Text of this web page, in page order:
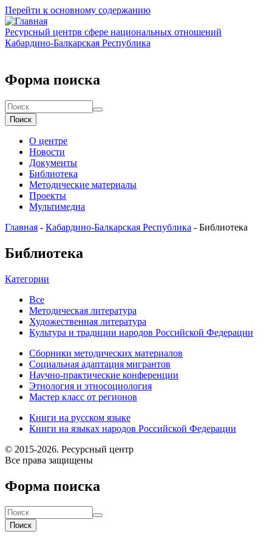
Перейти к основному содержанию
Ресурсный центрв сфере национальных отношений
Кабардино-Балкарская Республика
Форма поиска
Поиск
О центре
Новости
Документы
Библиотека
Методические материалы
Проекты
Мультимедиа
Главная - Кабардино-Балкарская Республика - Библиотека
Библиотека
Категории
Все
Методическая литература
Художественная литература
Культура и традиции народов Российской Федерации
Сборники методических материалов
Социальная адаптация мигрантов
Научно-практические конференции
Этнология и этносоциология
Мастер класс от регионов
Книги на русском языке
Книги на языках народов Российской Федерации
© 2015-2026. Ресурсный центр
Все права защищены
Форма поиска
Поиск